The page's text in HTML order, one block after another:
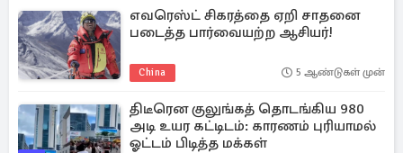
எவரெஸ்ட் சிகரத்தை ஏறி சாதனை
படைத்த பார்வையற்ற ஆசியர்!
China 5 ஆண்டுகள் முன்
திடீரென குலுங்கத் தொடங்கிய 980
அடி உயர கட்டிடம்: காரணம் புரியாமல்
ஓட்டம் பிடித்த மக்கள்